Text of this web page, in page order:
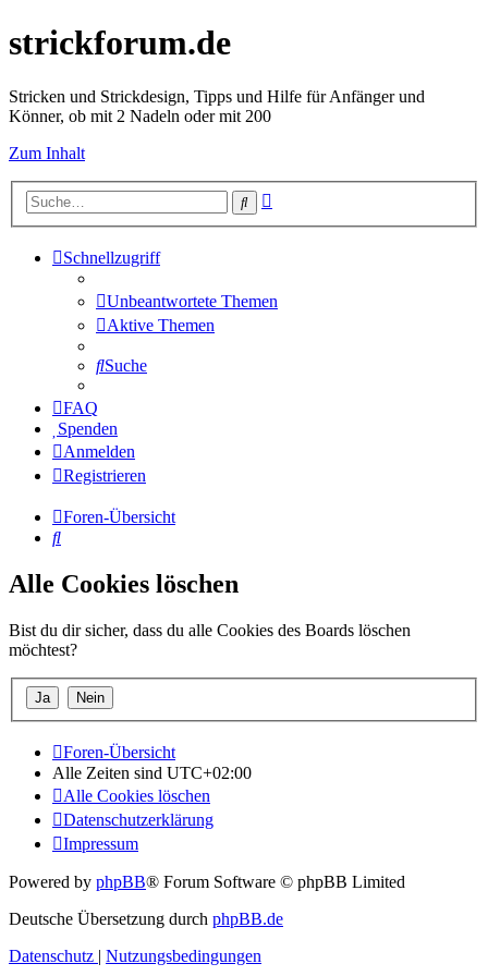
strickforum.de
Stricken und Strickdesign, Tipps und Hilfe für Anfänger und
Könner, ob mit 2 Nadeln oder mit 200
Zum Inhalt
Suche
Schnellzugriff
Unbeantwortete Themen
Aktive Themen
Suche
FAQ
Spenden
Anmelden
Registrieren
Foren-Übersicht
Suche
Alle Cookies löschen
Bist du dir sicher, dass du alle Cookies des Boards löschen
möchtest?
Foren-Übersicht
Alle Zeiten sind UTC+02:00
Alle Cookies löschen
Datenschutzerklärung
Impressum
Powered by phpBB® Forum Software © phpBB Limited
Deutsche Übersetzung durch phpBB.de
Datenschutz | Nutzungsbedingungen